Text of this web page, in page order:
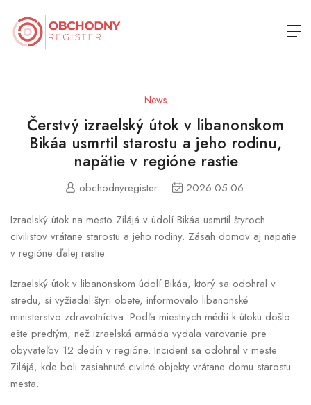
News
Čerstvý izraelský útok v libanonskom
Bikáa usmrtil starostu a jeho rodinu,
napätie v regióne rastie
obchodnyregister 2026.05.06.
Izraelský útok na mesto Zilájá v údolí Bikáa usmrtil štyroch
civilistov vrátane starostu a jeho rodiny. Zásah domov aj napätie
v regióne ďalej rastie.
Izraelský útok v libanonskom údolí Bikáa, ktorý sa odohral v
stredu, si vyžiadal štyri obete, informovalo libanonské
ministerstvo zdravotníctva. Podľa miestnych médií k útoku došlo
ešte predtým, než izraelská armáda vydala varovanie pre
obyvateľov 12 dedín v regióne. Incident sa odohral v meste
Zilájá, kde boli zasiahnuté civilné objekty vrátane domu starostu
mesta.